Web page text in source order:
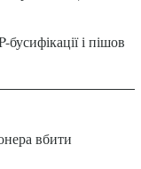
і пішов
вбити